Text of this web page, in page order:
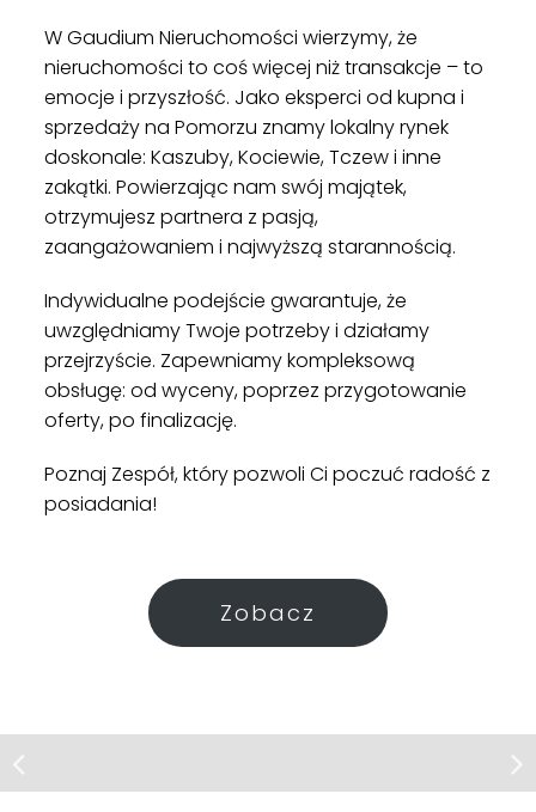
W Gaudium Nieruchomości wierzymy, że
nieruchomości to coś więcej niż transakcje – to
emocje i przyszłość. Jako eksperci od kupna i
sprzedaży na Pomorzu znamy lokalny rynek
doskonale: Kaszuby, Kociewie, Tczew i inne
zakątki. Powierzając nam swój majątek,
otrzymujesz partnera z pasją,
zaangażowaniem i najwyższą starannością.
Indywidualne podejście gwarantuje, że
uwzględniamy Twoje potrzeby i działamy
przejrzyście. Zapewniamy kompleksową
obsługę: od wyceny, poprzez przygotowanie
oferty, po finalizację.
Poznaj Zespół, który pozwoli Ci poczuć radość z
posiadania!
Zobacz
Mieszkanie | Sprzedaż
Gdańsk, ul. Dworska
Lokal | Sprzedaż
Gdańsk